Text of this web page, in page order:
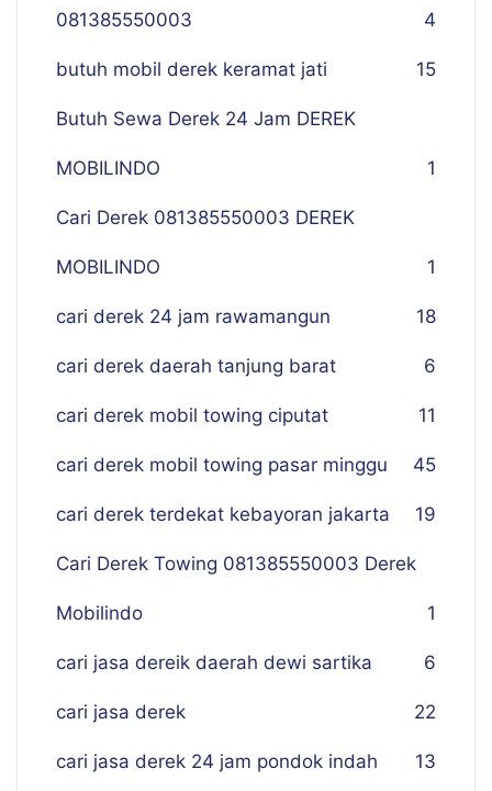
081385550003 4
butuh mobil derek keramat jati 15
Butuh Sewa Derek 24 Jam DEREK
MOBILINDO 1
Cari Derek 081385550003 DEREK
MOBILINDO 1
cari derek 24 jam rawamangun 18
cari derek daerah tanjung barat 6
cari derek mobil towing ciputat 11
cari derek mobil towing pasar minggu 45
cari derek terdekat kebayoran jakarta 19
Cari Derek Towing 081385550003 Derek
Mobilindo 1
cari jasa dereik daerah dewi sartika 6
cari jasa derek 22
cari jasa derek 24 jam pondok indah 13